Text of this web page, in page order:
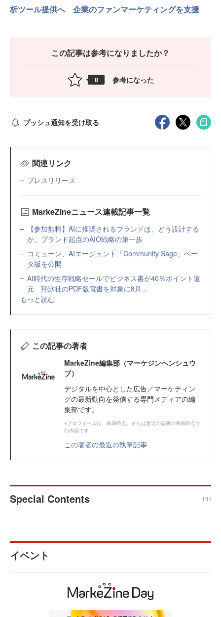
析ツール提供へ 企業のファンマーケティングを支援
この記事は参考になりましたか？
0 参考になった
プッシュ通知を受け取る
関連リンク
プレスリリース
MarkeZineニュース連載記事一覧
【参加無料】AIに推奨されるブランドは、どう設計する
か。ブランド起点のAIO戦略の第一歩
コミューン、AIエージェント「Community Sage」ベー
タ版を公開
AI時代の生存戦略セールでビジネス書が40％ポイント還
元 翔泳社のPDF版電書を対象に8月...
もっと読む
この記事の著者
MarkeZine編集部（マーケジンヘンシュウ
ブ）
デジタルを中心とした広告／マーケティン
グの最新動向を発信する専門メディアの編
集部です。
※プロフィールは、執筆時点、または直近の記事の寄稿時点で
の内容です
この著者の最近の執筆記事
Special Contents PR
イベント